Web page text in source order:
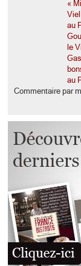
«
au
le
au
Commentaire par